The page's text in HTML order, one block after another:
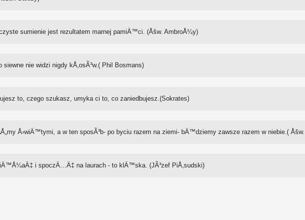
sumienie jest rezultatem marnej pamiÄ™ci. (Åšw. AmbroÅ¼y)
siewne nie widzi nigdy kÅ‚osÃ³w.( Phil Bosmans)
to, czego szukasz, umyka ci to, co zaniedbujesz.(Sokrates)
Å›wiÄ™tymi, a w ten sposÃ³b- po byciu razem na ziemi- bÄ™dziemy zawsze razem w niebie.(
i spoczÄ…Ä‡ na laurach - to klÄ™ska. (JÃ³zef PiÅ‚sudski)